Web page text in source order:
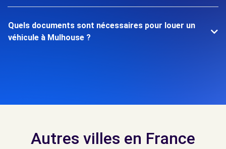
Quels documents sont nécessaires pour louer un
véhicule à Mulhouse ?
Autres villes en France